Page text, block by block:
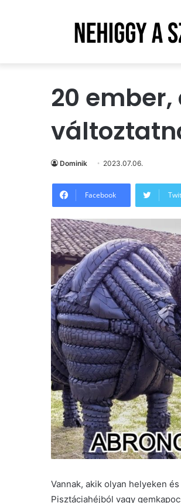
20
Dominik 2023.07.06.
Facebook
Vannak, akik olyan helyeken
Pisztáciahéjból vagy